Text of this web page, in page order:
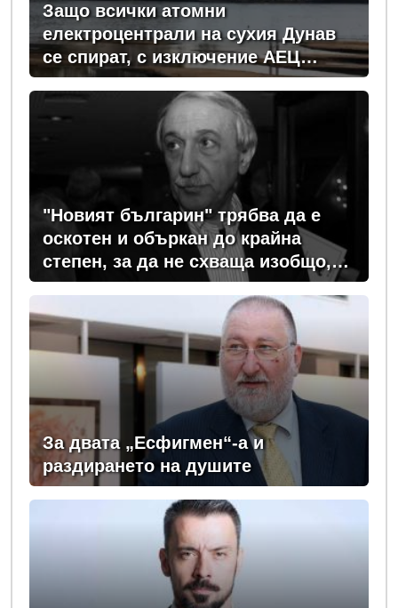
Защо всички атомни
електроцентрали на сухия Дунав
се спират, с изключение АЕЦ
"Козлодуй"?
"Новият българин" трябва да е
оскотен и объркан до крайна
степен, за да не схваща изобщо,
какви хора се упражняват с него
За двата „Есфигмен“-а и
раздирането на душите